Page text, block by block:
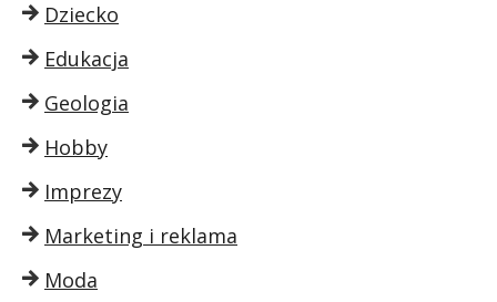
Dziecko
Edukacja
Geologia
Hobby
Imprezy
Marketing i reklama
Moda